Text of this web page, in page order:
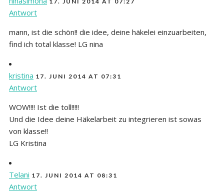
Antwort
mann, ist die schön!! die idee, deine häkelei einzuarbeiten,
find ich total klasse! LG nina
kristina 17. JUNI 2014 AT 07:31
Antwort
WOW!!!! Ist die toll!!!!!
Und die Idee deine Häkelarbeit zu integrieren ist sowas
von klasse!!
LG Kristina
Telani 17. JUNI 2014 AT 08:31
Antwort